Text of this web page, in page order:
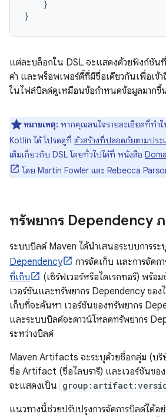
}
}
แต่ละบล็อกใน DSL จะแสดงด้วยฟังก์ชัน
ค่า และพร็อพเพอร์ตี้ที่มีชื่อเดียวกันเพื่อเข้
ในไฟล์บิลด์ดูเหมือนข้อกำหนดข้อมูลมากขึ้
หมายเหตุ: หากคุณสนใจรายละเอียดที่ทำใ
Kotlin ได้ โปรดดูที่ ตัวสร้างที่ปลอดภัยตามประ
เติมเกี่ยวกับ DSL โดยทั่วไปได้ที่ หนังสือ
โดย Martin Fowler และ Rebecca
ทรัพยากร Dependency
ระบบบิลด์ Maven ได้นำเสนอระบบการระบุ
Dependency
การจัดเก็บ และการจัดก
ที่เก็บ
(เซิร์ฟเวอร์หรือไดเรกทอรี) พร้อม
เวอร์ชันและทรัพยากร Dependency ขอ
เก็บที่จะค้นหา เวอร์ชันของทรัพยากร
และระบบบิลด์จะดาวน์โหลดทรัพยากร
ระหว่างบิลด์
Maven Artifacts จะระบุด้วยชื่อกลุ่ม (บ
ชื่อ Artifact (ชื่อไลบรารี) และเวอร์ชันข
จะแสดงเป็น
แนวทางนี้ช่วยปรับปรุงการจัดการบิลด์ได้